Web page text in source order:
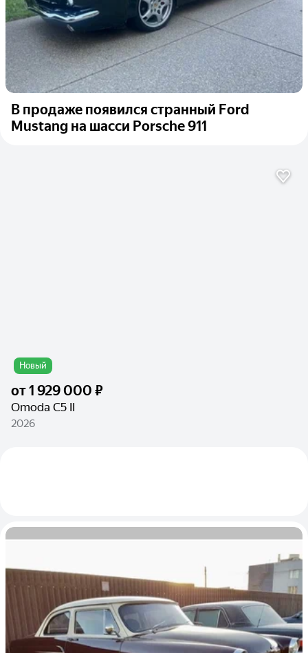
В продаже появился странный Ford
Mustang на шасси Porsche 911
Новый
от1 929 000 ₽
Omoda C5 II
2026